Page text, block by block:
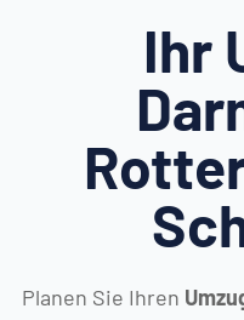
Ihr
Planen Sie Ihren